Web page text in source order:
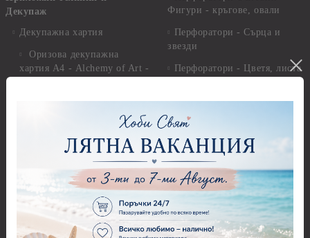
Декупаж
Декупажна хартия
Оризова декупажна
хартия А4 - Alchemy of Art -
Оризова декупажна хартия
А4 - Itd. Collection - 25-30
Фина оризова декупажна
хартия Stamperia - 21 х
29.см. - 28гр.
Декупажна хартия - Други
Антични пасти
Фигури - кръгове, овали
Перфоратори - Сърца и
звезди
Перфоратори - Цветя, листа
Перфоратори - Детски
Перфоратори - Животни
Перфоратори - Коледни и
Зимни
Рисуване
Грунд и почистващи
разтвори